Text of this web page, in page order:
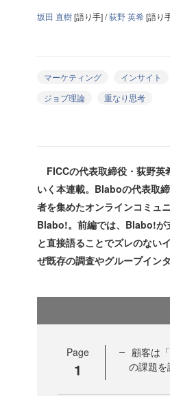
坂田 直樹[語り手] /荻野 英希[語り
マーケティング インサイト
ジョブ理論
重なり思考
FICCの代表取締役・荻野英
いく本連載。Blaboの代表取
者を集めたオンラインコミュ
Blabo!。前編では、Blabo!が
と直接語ることでズレのない
ぜ既存の調査やグループイン
Page
1
顧客は
の課題を